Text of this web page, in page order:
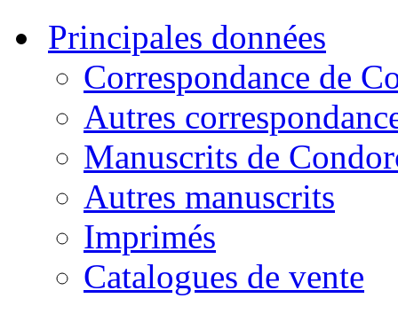
Principales données
Correspondance de
Autres
Manuscrits de
Autres manuscrits
Imprimés
Catalogues de vente